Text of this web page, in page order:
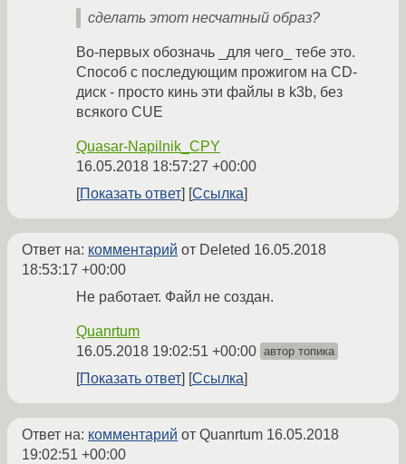
сделать этот несчатный образ?
Во-первых обозначь _для чего_ тебе это.
Способ с последующим прожигом на CD-
диск - просто кинь эти файлы в k3b, без
всякого CUE
Quasar-Napilnik_CPY
16.05.2018 18:57:27 +00:00
Показать ответ
Ссылка
Ответ на: комментарий от Deleted 16.05.2018
18:53:17 +00:00
Не работает. Файл не создан.
Quanrtum
16.05.2018 19:02:51 +00:00 автор топика
Показать ответ Ссылка
Ответ на: комментарий от Quanrtum 16.05.2018
19:02:51 +00:00